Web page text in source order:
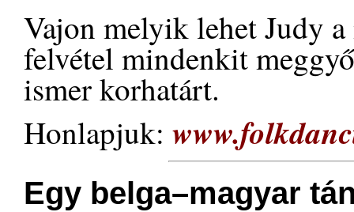
Vajon melyik lehet Judy
felvétel mindenkit
ismer korhatárt.
Honlapjuk:
Egy belga–magyar